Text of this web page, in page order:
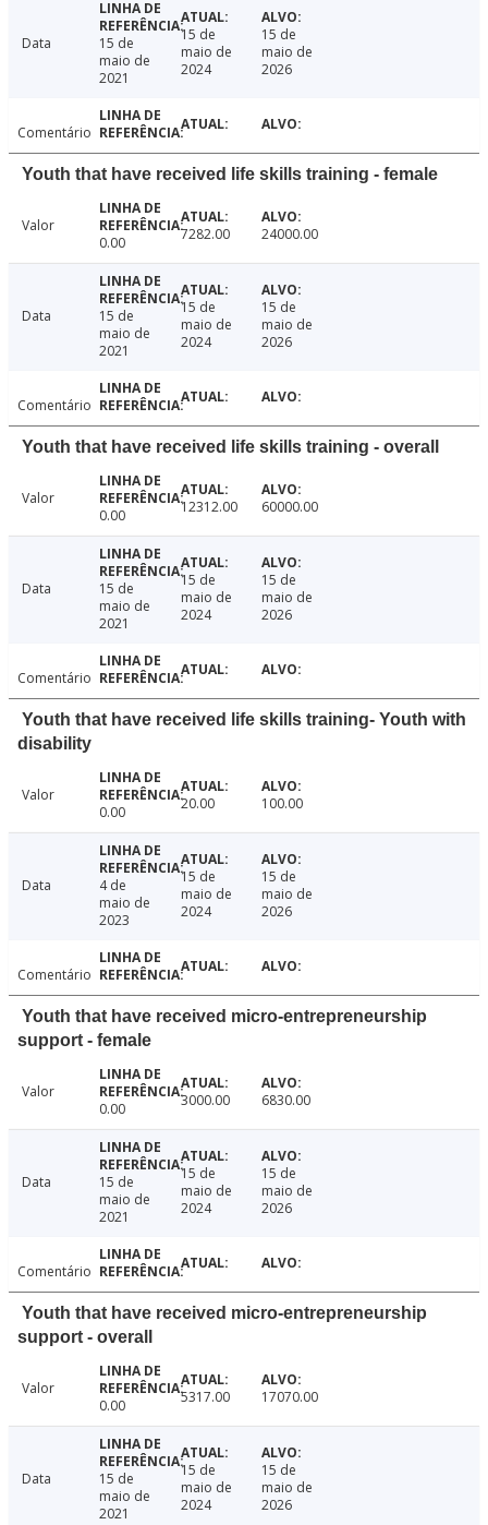
Data
15 de
maio de
2021
15 de
maio de
2024
15 de
maio de
2026
Comentário
Youth that have received life skills training - female
Valor
0.00
7282.00 24000.00
Data
15 de
maio de
2021
15 de
maio de
2024
15 de
maio de
2026
Comentário
Youth that have received life skills training - overall
Valor
0.00
12312.00 60000.00
Data
15 de
maio de
2021
15 de
maio de
2024
15 de
maio de
2026
Comentário
Youth that have received life skills training- Youth with
disability
Valor
0.00
20.00 100.00
Data
4 de
maio de
2023
15 de
maio de
2024
15 de
maio de
2026
Comentário
Youth that have received micro-entrepreneurship
support - female
Valor
0.00
3000.00 6830.00
Data
15 de
maio de
2021
15 de
maio de
2024
15 de
maio de
2026
Comentário
Youth that have received micro-entrepreneurship
support - overall
Valor
0.00
5317.00 17070.00
Data
15 de
maio de
2021
15 de
maio de
2024
15 de
maio de
2026